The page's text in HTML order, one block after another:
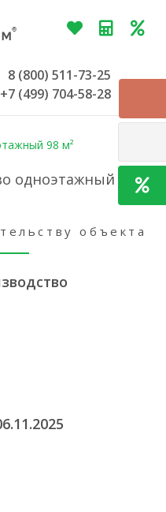
8 (800) 511-73-25
+7 (499) 704-58-28
98 м²
одноэтажный 98
объекта